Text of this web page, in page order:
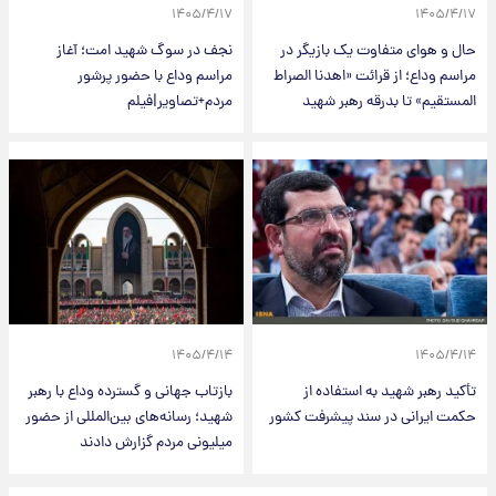
۱۴۰۵/۴/۱۷
حال و هوای متفاوت یک بازیگر در
مراسم وداع؛ از قرائت «اهدنا الصراط
المستقیم» تا بدرقه رهبر شهید
۱۴۰۵/۴/۱۷
نجف در سوگ شهید امت؛ آغاز
مراسم وداع با حضور پرشور
مردم+تصاویر|فیلم
۱۴۰۵/۴/۱۴
تأکید رهبر شهید به استفاده از
حکمت ایرانی در سند پیشرفت کشور
۱۴۰۵/۴/۱۴
بازتاب جهانی و گسترده وداع با رهبر
شهید؛ رسانه‌های بین‌المللی از حضور
میلیونی مردم گزارش دادند